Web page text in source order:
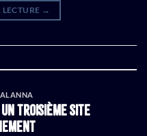
→
un troisième site